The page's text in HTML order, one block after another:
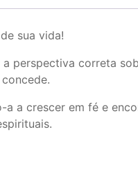
sua vida!
perspectiva correta
a crescer em fé e